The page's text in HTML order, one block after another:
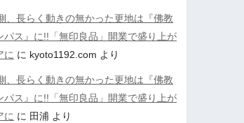
、長らく動きの無かった更地は『佛教
パス』に!!「無印良品」開業で盛り上が
に に kyoto1192.com より
、長らく動きの無かった更地は『佛教
パス』に!!「無印良品」開業で盛り上が
に に 田浦 より